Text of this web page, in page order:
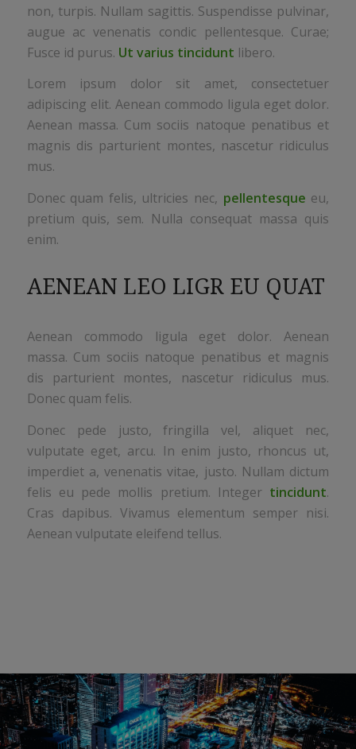
non, turpis. Nullam sagittis. Suspendisse pulvinar,
augue ac venenatis condic pellentesque. Curae;
Fusce id purus. Ut varius tincidunt libero.
Lorem ipsum dolor sit amet, consectetuer
adipiscing elit. Aenean commodo ligula eget dolor.
Aenean massa. Cum sociis natoque penatibus et
magnis dis parturient montes, nascetur ridiculus
mus.
Donec quam felis, ultricies nec, pellentesque eu,
pretium quis, sem. Nulla consequat massa quis
enim.
AENEAN LEO LIGR EU QUAT
Aenean commodo ligula eget dolor. Aenean
massa. Cum sociis natoque penatibus et magnis
dis parturient montes, nascetur ridiculus mus.
Donec quam felis.
Donec pede justo, fringilla vel, aliquet nec,
vulputate eget, arcu. In enim justo, rhoncus ut,
imperdiet a, venenatis vitae, justo. Nullam dictum
felis eu pede mollis pretium. Integer tincidunt.
Cras dapibus. Vivamus elementum semper nisi.
Aenean vulputate eleifend tellus.